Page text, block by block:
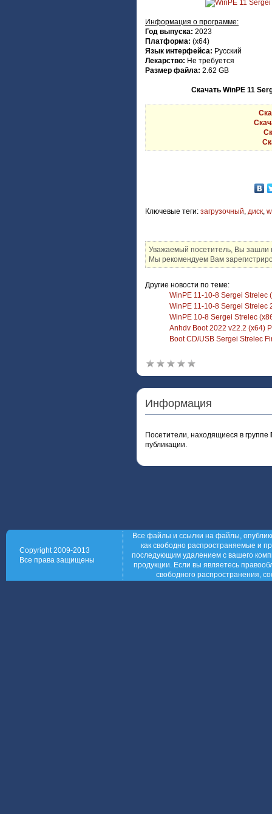
Информация о программе:
Год выпуска: 2023
Платформа: (x64)
Язык интерфейса: Русский
Лекарство: Не требуется
Размер файла: 2.62 GB
Скачать WinPE 11
Ключевые теги: загрузочный, диск,
Уважаемый посетитель, Вы зашли
Мы рекомендуем Вам
Другие новости по теме:
WinPE 11-10-8 Sergei
WinPE 11-10-8 Sergei Strelec
WinPE 10-8 Sergei Strelec
Anhdv Boot 2022 v22.2 (x64)
Boot CD/USB Sergei Strelec
Информация
Посетители, находящиеся в группе
публикации.
Copyright 2009-2013
Все права защищены
Все файлы и ссылки на файлы,
как свободно распространяемые и
последующим удалением с вашего
продукции. Если вы являетесь
свободного распространения,